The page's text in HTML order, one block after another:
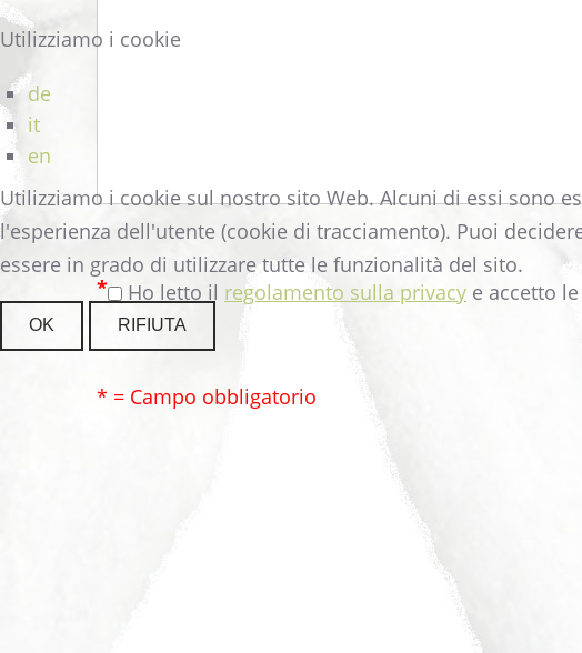
* Ho letto il regolamento sulla privacy e accetto
* = Campo obbligatorio
Utilizziamo i cookie
de
it
en
Utilizziamo i cookie sul nostro sito Web. Alcuni di essi sono
l'esperienza dell'utente (cookie di tracciamento). Puoi
essere in grado di utilizzare tutte le funzionalità del sito.
OK RIFIUTA